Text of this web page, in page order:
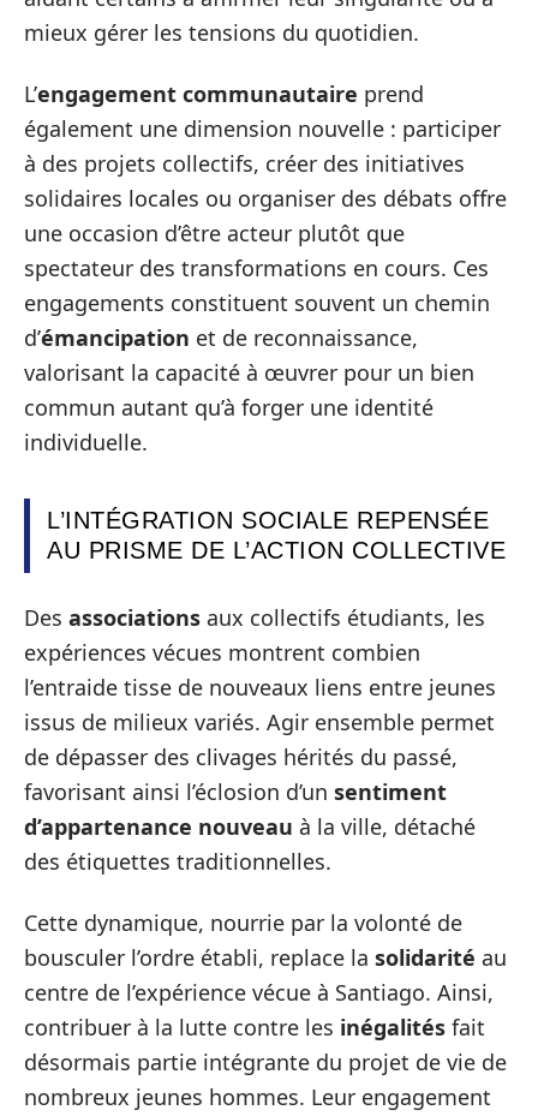
mieux gérer les tensions du quotidien.
L’engagement communautaire prend
également une dimension nouvelle : participer
à des projets collectifs, créer des initiatives
solidaires locales ou organiser des débats offre
une occasion d’être acteur plutôt que
spectateur des transformations en cours. Ces
engagements constituent souvent un chemin
d’émancipation et de reconnaissance,
valorisant la capacité à œuvrer pour un bien
commun autant qu’à forger une identité
individuelle.
L’INTÉGRATION SOCIALE REPENSÉE
AU PRISME DE L’ACTION COLLECTIVE
Des associations aux collectifs étudiants, les
expériences vécues montrent combien
l’entraide tisse de nouveaux liens entre jeunes
issus de milieux variés. Agir ensemble permet
de dépasser des clivages hérités du passé,
favorisant ainsi l’éclosion d’un sentiment
d’appartenance nouveau à la ville, détaché
des étiquettes traditionnelles.
Cette dynamique, nourrie par la volonté de
bousculer l’ordre établi, replace la solidarité au
centre de l’expérience vécue à Santiago. Ainsi,
contribuer à la lutte contre les inégalités fait
désormais partie intégrante du projet de vie de
nombreux jeunes hommes. Leur engagement